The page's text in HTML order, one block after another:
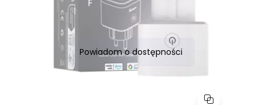
Powiadom o dostępności